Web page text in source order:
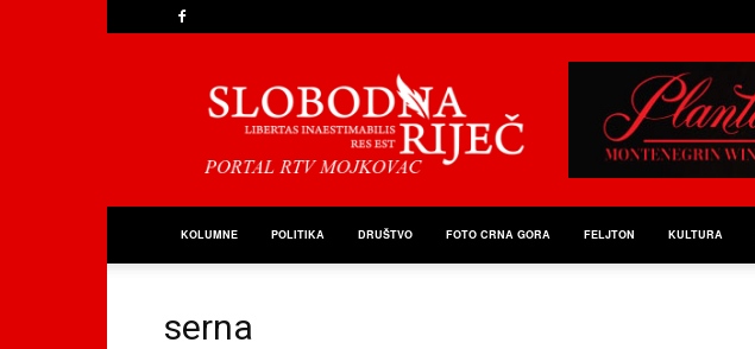
Riječ
KOLUMNE POLITIKA DRUŠTVO FOTO CRNA GORA FELJTON KULTURA
serna